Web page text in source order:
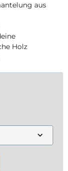
aus
Holz